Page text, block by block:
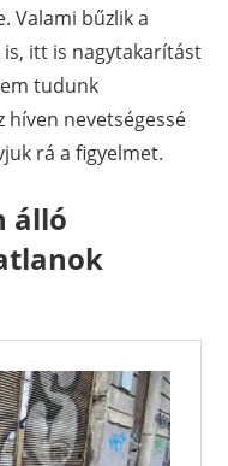
Valami bűzlik a
itt is nagytakarítást
tudunk
híven nevetségessé
rá a figyelmet.
álló